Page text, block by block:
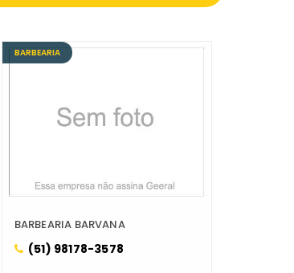
BARBEARIA
BARBEARIA BARVANA
(51) 98178-3578